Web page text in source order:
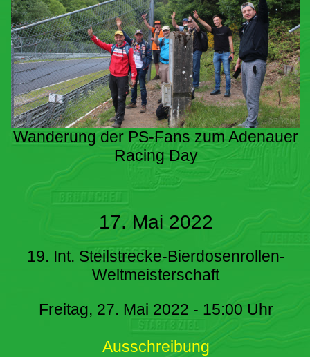
Wanderung der PS-Fans zum Adenauer
Racing Day
17. Mai 2022
19. Int. Steilstrecke-Bierdosenrollen-
Weltmeisterschaft
Freitag, 27. Mai 2022 - 15:00 Uhr
Ausschreibung